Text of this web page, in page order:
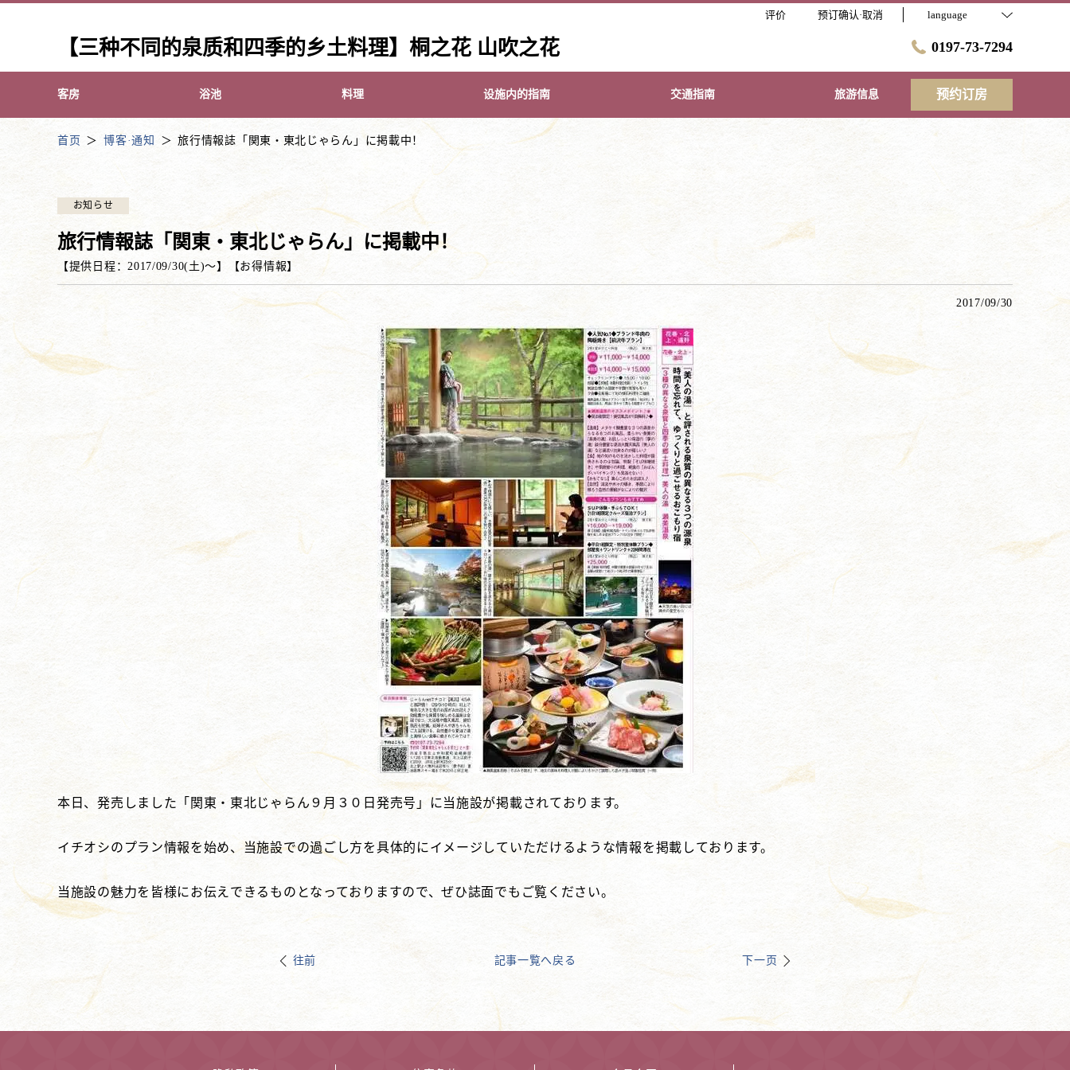
评价 预订确认·取消 language
【三种不同的泉质和四季的乡土料理】桐之花 山吹之花 0197-73-7294
客房 浴池 料理 设施内的指南 交通指南 旅游信息 预约订房
首页 博客·通知 旅行情報誌「関東・東北じゃらん」に掲載中！
お知らせ
旅行情報誌「関東・東北じゃらん」に掲載中！
【提供日程：2017/09/30(土)〜】 【お得情報】
2017/09/30
本日、発売しました「関東・東北じゃらん９月３０日発売号」に当施設が掲載されております。
イチオシのプラン情報を始め、当施設での過ごし方を具体的にイメージしていただけるような情報を掲載しております。
当施設の魅力を皆様にお伝えできるものとなっておりますので、ぜひ誌面でもご覧ください。
往前 記事一覧へ戻る 下一页